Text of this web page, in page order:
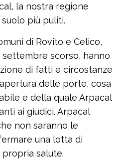
la nostra regione
più puliti.
di Rovito e Celico,
settembre scorso, hanno
di fatti e circostanze
delle porte, cosa
e della quale Arpacal
ai giudici. Arpacal
non saranno le
una lotta di
salute.